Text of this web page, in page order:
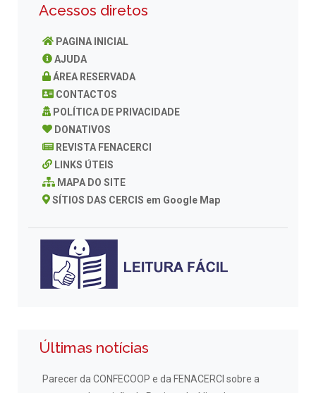
Acessos diretos
PAGINA INICIAL
AJUDA
ÁREA RESERVADA
CONTACTOS
POLÍTICA DE PRIVACIDADE
DONATIVOS
REVISTA FENACERCI
LINKS ÚTEIS
MAPA DO SITE
SÍTIOS DAS CERCIS em Google Map
Últimas notícias
Parecer da CONFECOOP e da FENACERCI sobre a